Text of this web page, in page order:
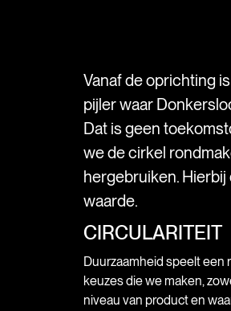
Vanaf de oprichting
pijler waar
Dat is geen
we de cirkel
hergebruiken.
waarde.
CIRCULARITEIT
Duurzaamheid speelt een
keuzes die we maken,
niveau van product en